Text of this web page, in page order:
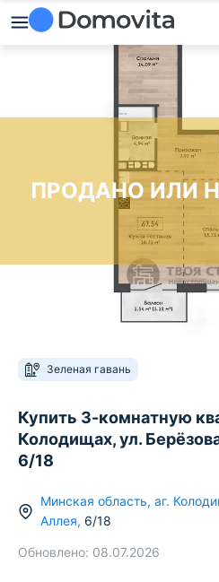
ПРОДАНО ИЛИ
Зеленая гавань
Купить 3-комнатную
Колодищах, ул.
6/18
Минская область, аг.
Аллея, 6/18
Обновлено: 08.07.2026